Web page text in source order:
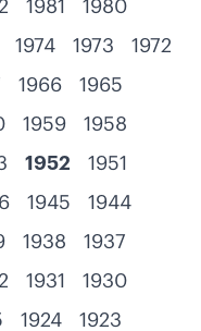
1981
1980
1974 1973
1972
1966
1965
1959
1958
1952
1951
1945
1944
1938
1937
1931
1930
1924
1923